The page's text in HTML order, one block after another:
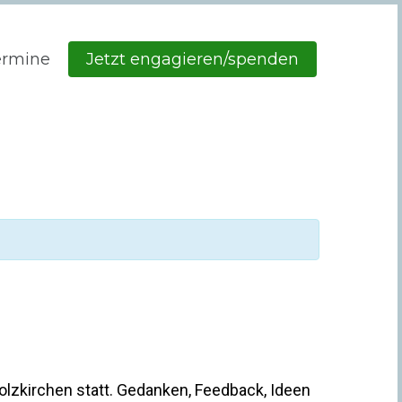
Jetzt engagieren/spenden
statt. Gedanken, Feedback, Ideen